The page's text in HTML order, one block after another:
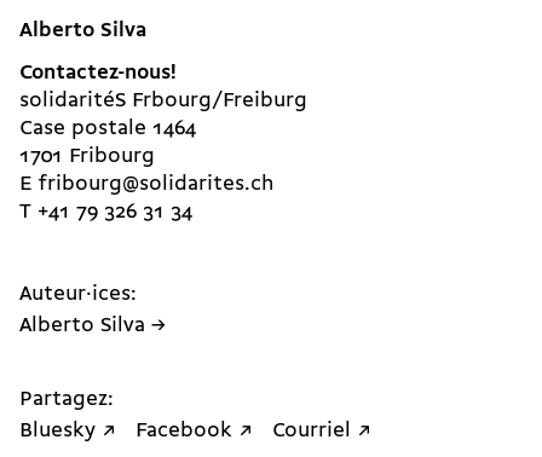
Alberto Silva
Contactez-nous!
solidaritéS Frbourg/Freiburg
Case postale 1464
1701 Fribourg
E fribourg@solidarites.ch
T +41 79 326 31 34
Auteur·ices:
Alberto Silva →
Partagez:
Bluesky ↗
Facebook ↗ Courriel ↗